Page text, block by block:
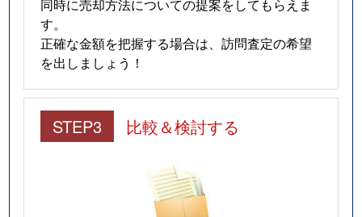
同時に売却方法についての提案をしてもらえま
す。
正確な金額を把握する場合は、訪問査定の希望
を出しましょう！
STEP3 比較＆検討する